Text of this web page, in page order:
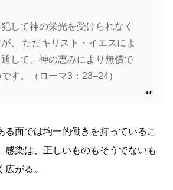
して神の栄光を受けられなく
、 ただキリスト・イエスによ
して、神の恵みにより無償で
す。
（ローマ3：23–24）
る面では均一的働きを持っているこ
感染は、正しいものもそうでないも
がる。